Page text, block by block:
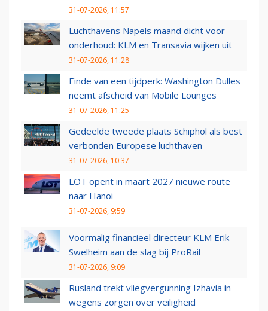
31-07-2026, 11:57
Luchthavens Napels maand dicht voor
onderhoud: KLM en Transavia wijken uit
31-07-2026, 11:28
Einde van een tijdperk: Washington Dulles
neemt afscheid van Mobile Lounges
31-07-2026, 11:25
Gedeelde tweede plaats Schiphol als best
verbonden Europese luchthaven
31-07-2026, 10:37
LOT opent in maart 2027 nieuwe route
naar Hanoi
31-07-2026, 9:59
Voormalig financieel directeur KLM Erik
Swelheim aan de slag bij ProRail
31-07-2026, 9:09
Rusland trekt vliegvergunning Izhavia in
wegens zorgen over veiligheid